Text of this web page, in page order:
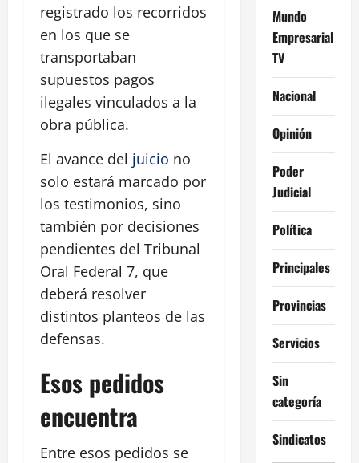
registrado los recorridos
en los que se
transportaban
supuestos pagos
ilegales vinculados a la
obra pública.
El avance del juicio no
solo estará marcado por
los testimonios, sino
también por decisiones
pendientes del Tribunal
Oral Federal 7, que
deberá resolver
distintos planteos de las
defensas.
Esos pedidos
encuentra
Entre esos pedidos se
Mundo
Empresarial
TV
Nacional
Opinión
Poder
Judicial
Política
Principales
Provincias
Servicios
Sin
categoría
Sindicatos